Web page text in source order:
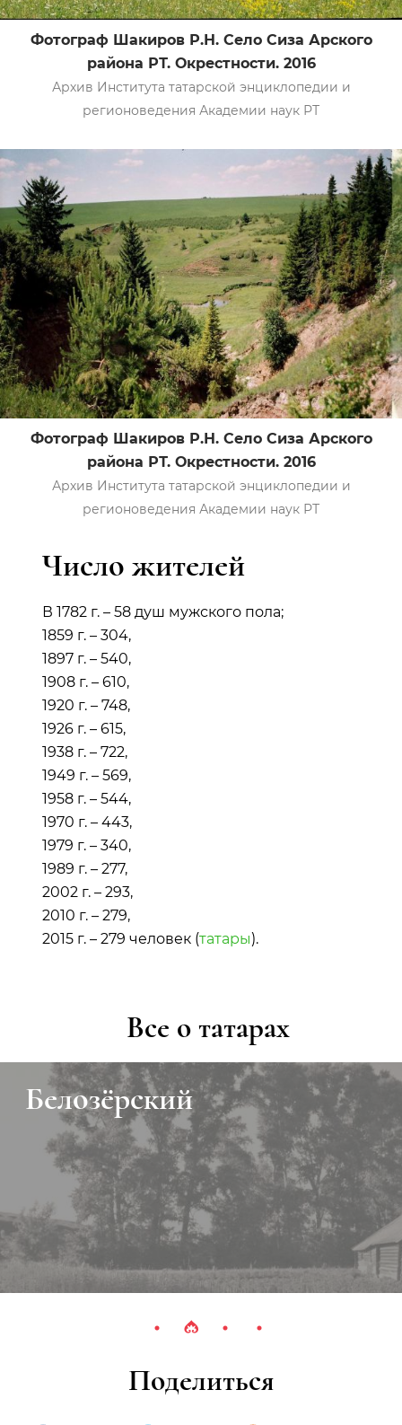
Фотограф Шакиров Р.Н. Село Сиза Арского
района РТ. Окрестности. 2016
Архив Института татарской энциклопедии и
регионоведения Академии наук РТ
Фотограф Шакиров Р.Н. Село Сиза Арского
района РТ. Окрестности. 2016
Архив Института татарской энциклопедии и
регионоведения Академии наук РТ
Число жителей
В 1782 г. – 58 душ мужского пола;
1859 г. – 304,
1897 г. – 540,
1908 г. – 610,
1920 г. – 748,
1926 г. – 615,
1938 г. – 722,
1949 г. – 569,
1958 г. – 544,
1970 г. – 443,
1979 г. – 340,
1989 г. – 277,
2002 г. – 293,
2010 г. – 279,
2015 г. – 279 человек (татары).
Все о татарах
Белозёрский
Поделиться